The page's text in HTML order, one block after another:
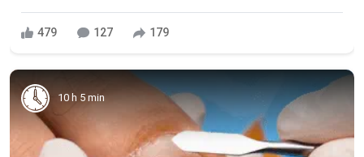
479 127 179
10 h 5 min